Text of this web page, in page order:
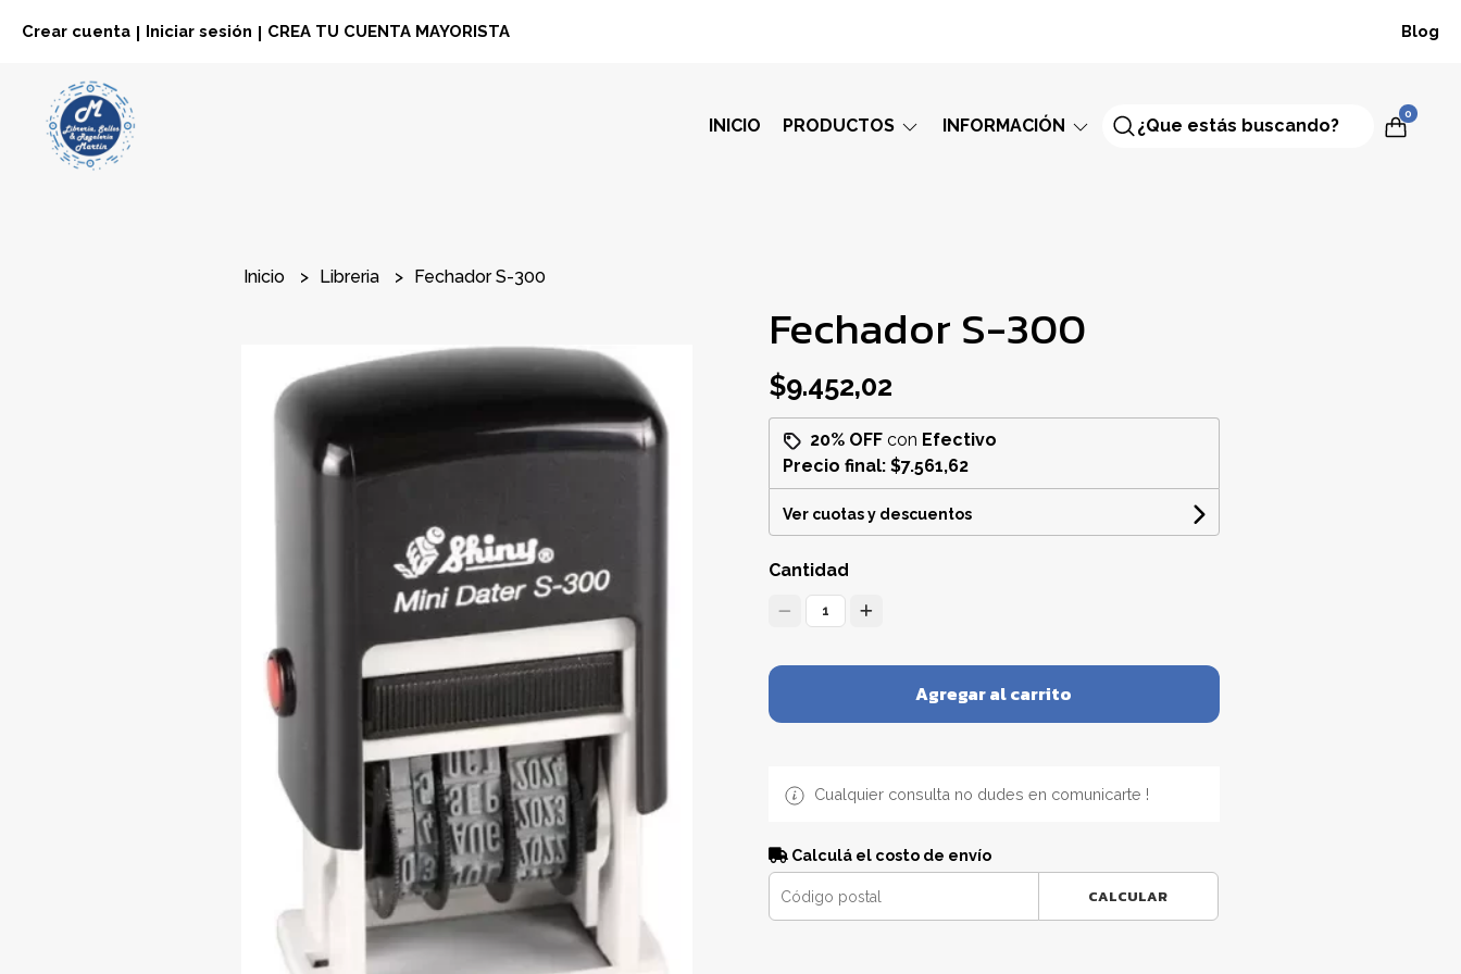
Crear cuenta Iniciar sesión CREA TU CUENTA MAYORISTA Blog
INICIO PRODUCTOS INFORMACIÓN
0
Inicio Libreria Fechador S-300
Fechador S-300
$9.452,02
20% OFFcon Efectivo
Precio final: $7.561,62
Ver cuotas y descuentos
Cantidad
1
Agregar al carrito
Cualquier consulta no dudes en comunicarte !
Calculá el costo de envío
CALCULAR